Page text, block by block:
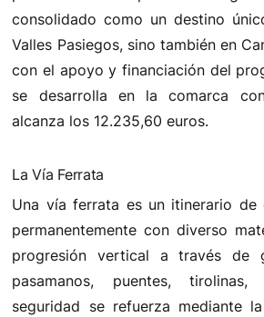
consolidado como un destino
Valles Pasiegos, sino también en
con el apoyo y financiación del
se desarrolla en la comarca
alcanza los 12.235,60 euros.
La Vía Ferrata
Una vía ferrata es un itinerario de
permanentemente con diverso
progresión vertical a través de
pasamanos, puentes,
seguridad se refuerza mediante